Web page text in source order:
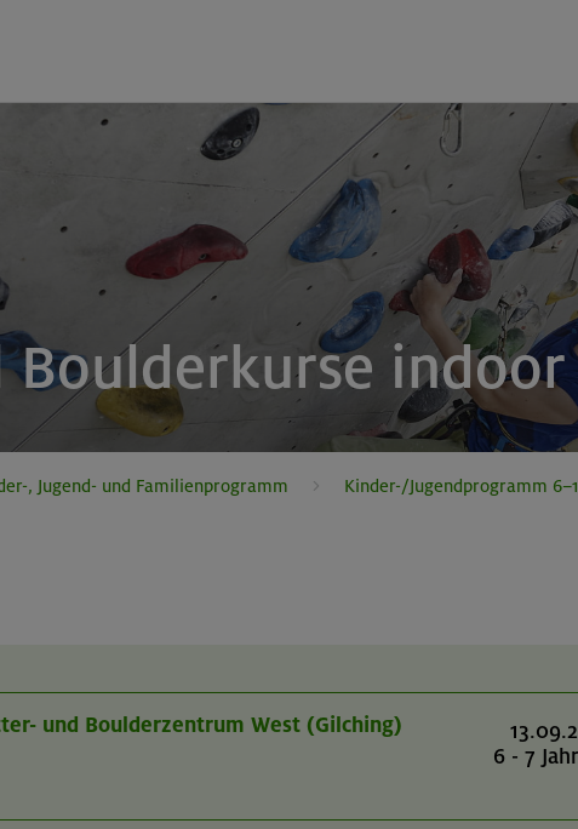
Boulderkurse indoor
, Jugend- und Familienprogramm
Kinder-/Jugendprogramm
und Boulderzentrum West (Gilching)
6 - 7